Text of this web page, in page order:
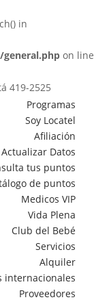
in
on line
419-2525
Programas
Soy Locatel
Afiliación
Actualizar Datos
tus puntos
de puntos
Medicos VIP
Vida Plena
Club del Bebé
Servicios
Alquiler
internacionales
Proveedores